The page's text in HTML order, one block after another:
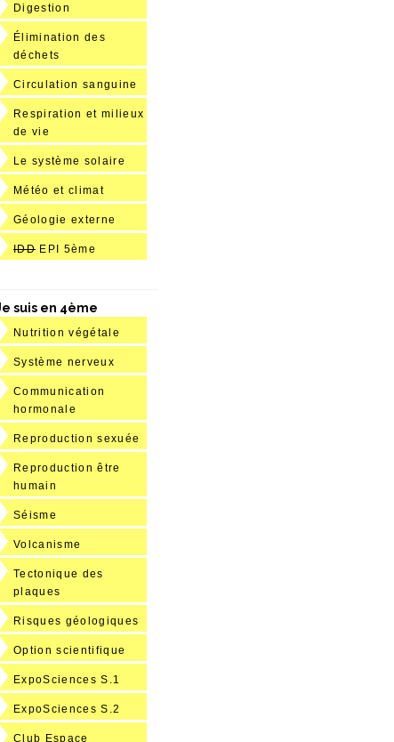
Digestion
Élimination des
déchets
Circulation sanguine
Respiration et milieux
de vie
Le système solaire
Météo et climat
Géologie externe
IDD EPI 5ème
suis en 4ème
Nutrition végétale
Système nerveux
Communication
hormonale
Reproduction sexuée
Reproduction être
humain
Séisme
Volcanisme
Tectonique des
plaques
Risques géologiques
Option scientifique
ExpoSciences S.1
ExpoSciences S.2
Club Espace